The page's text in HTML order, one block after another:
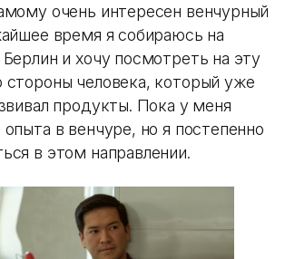
очень интересен венчурный
время я собираюсь на
и хочу посмотреть на эту
человека, который уже
продукты. Пока у меня
в венчуре, но я постепенно
в этом направлении.